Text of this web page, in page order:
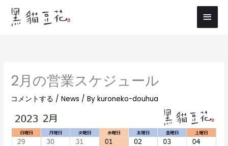
メ
イ
ー
2月の営業スケジュール
コメントする /News / Bykuroneko-douhua